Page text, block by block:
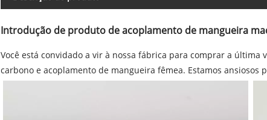
Introdução de produto de acoplamento de mangueira
Você está convidado a vir à nossa fábrica para comprar a última
carbono e acoplamento de mangueira fêmea. Estamos ansiosos